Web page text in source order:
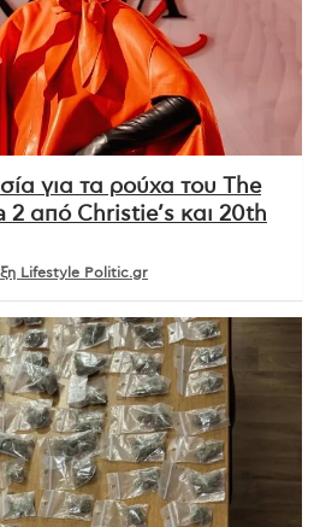
για τα ρούχα του The
2 από Christie’s και 20th
Lifestyle Politic.gr